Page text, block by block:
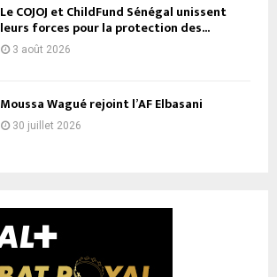
Le COJOJ et ChildFund Sénégal unissent
leurs forces pour la protection des...
3 août 2026
Moussa Wagué rejoint l’AF Elbasani
30 juillet 2026